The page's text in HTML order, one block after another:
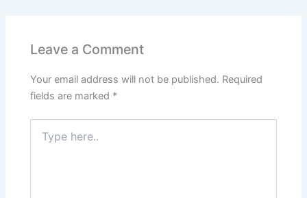
Leave a Comment
Your email address will not be published. Required
fields are marked *
here..